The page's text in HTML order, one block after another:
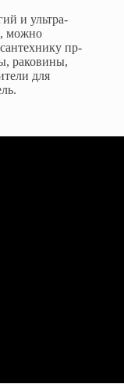
и ультра-
можно
пр-
раковины,
для